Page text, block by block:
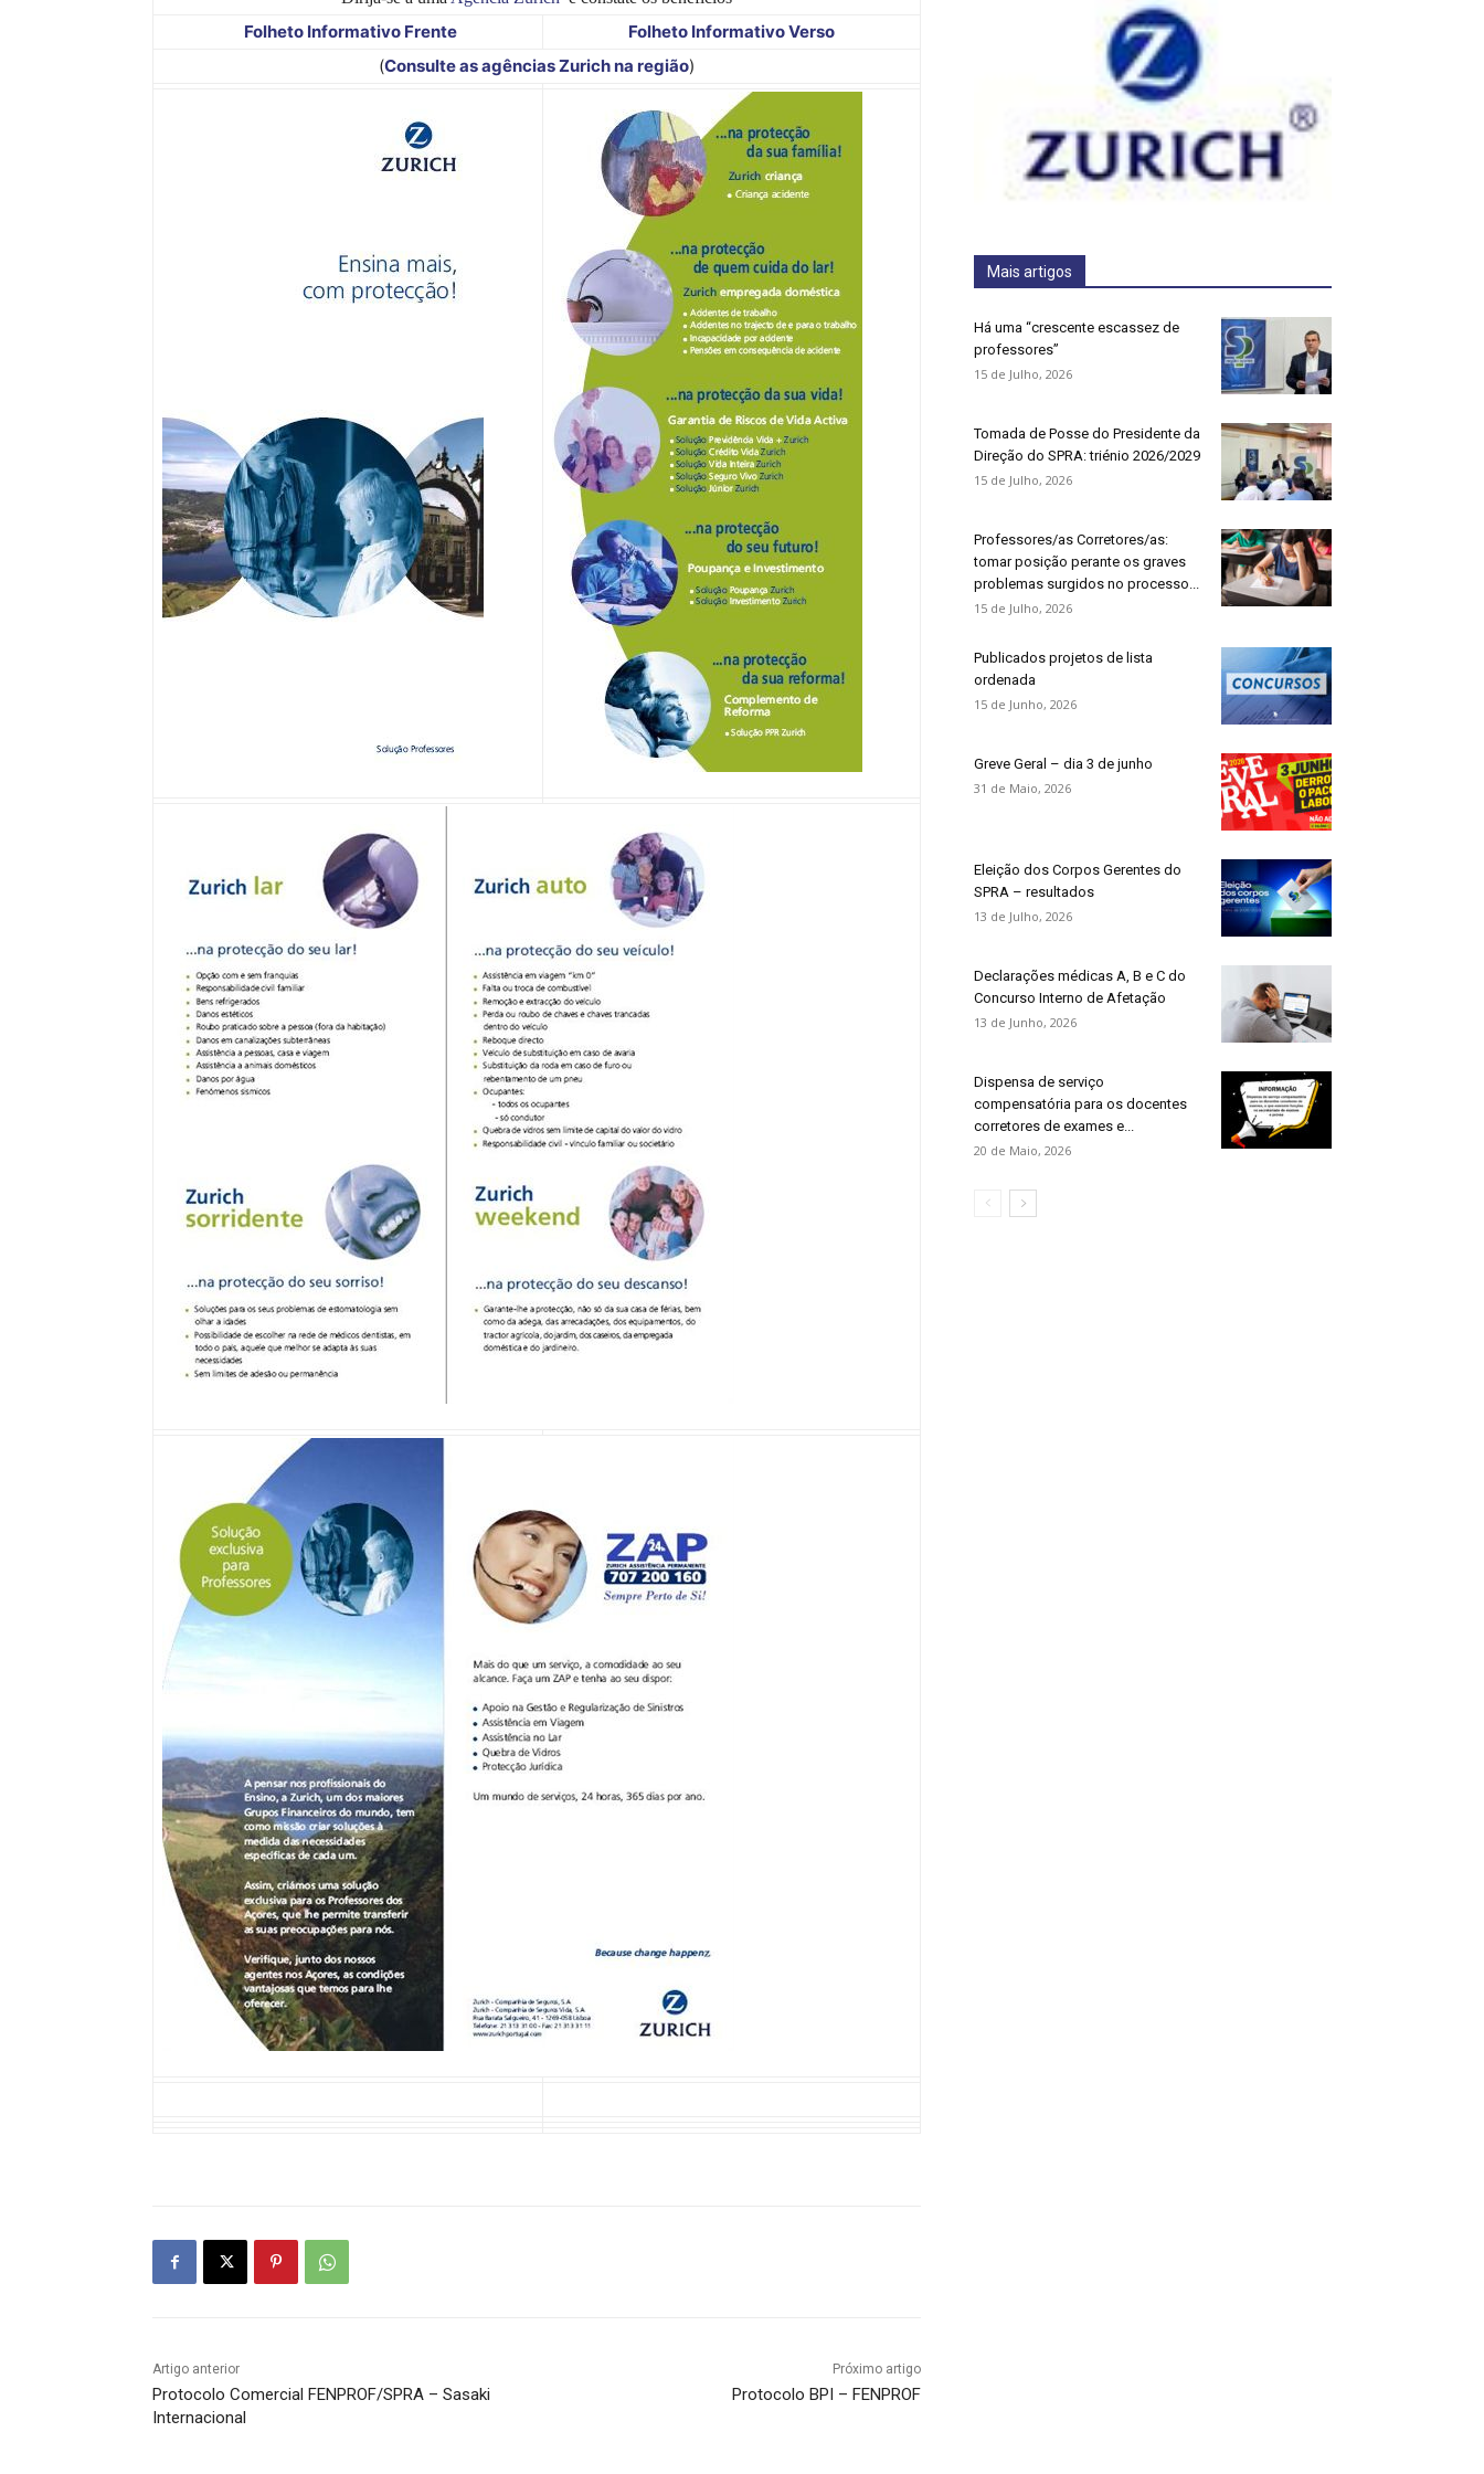
Folheto Informativo Frente
Folheto Informativo Verso
(Consulte as agências Zurich na região)
Artigo anterior
Protocolo Comercial FENPROF/SPRA – Sasaki
Internacional
Próximo artigo
Protocolo BPI – FENPROF
Mais artigos
Há uma “crescente escassez de
professores”
15 de Julho, 2026
Tomada de Posse do Presidente da
Direção do SPRA: triénio 2026/2029
15 de Julho, 2026
Professores/as Corretores/as:
tomar posição perante os graves
problemas surgidos no processo...
15 de Julho, 2026
Publicados projetos de lista
ordenada
15 de Junho, 2026
Greve Geral – dia 3 de junho
31 de Maio, 2026
Eleição dos Corpos Gerentes do
SPRA – resultados
13 de Julho, 2026
Declarações médicas A, B e C do
Concurso Interno de Afetação
13 de Junho, 2026
Dispensa de serviço
compensatória para os docentes
corretores de exames e...
20 de Maio, 2026